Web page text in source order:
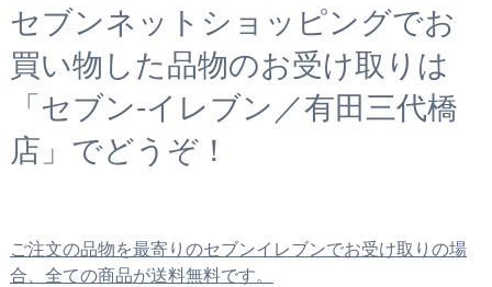
セブンネットショッピングでお
買い物した品物のお受け取りは
「セブン‐イレブン／有田三代橋
店」でどうぞ！
ご注文の品物を最寄りのセブンイレブンでお受け取りの場
合、全ての商品が送料無料です。